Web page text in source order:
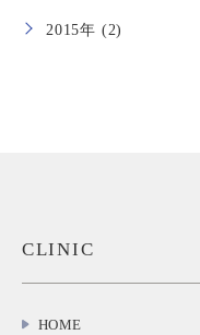
2015年 (2)
CLINIC
HOME